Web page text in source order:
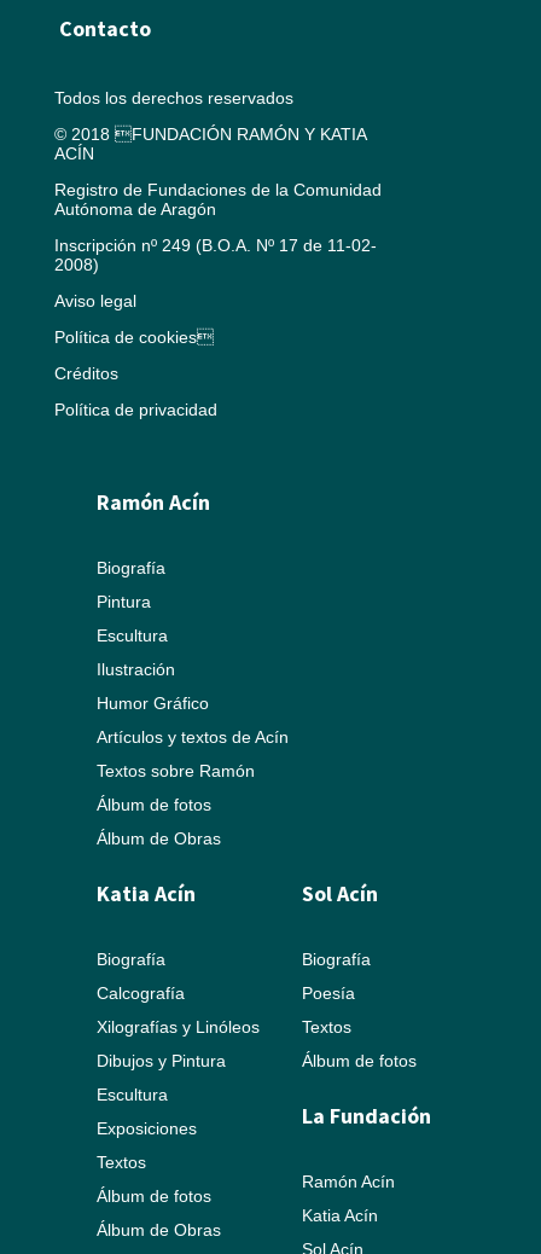
Contacto
Todos los derechos reservados
© 2018 FUNDACIÓN RAMÓN Y KATIA
ACÍN
Registro de Fundaciones de la Comunidad
Autónoma de Aragón
Inscripción nº 249 (B.O.A. Nº 17 de 11-02-
2008)
Aviso legal
Política de cookies
Créditos
Política de privacidad
Ramón Acín
Biografía
Pintura
Escultura
Ilustración
Humor Gráfico
Artículos y textos de Acín
Textos sobre Ramón
Álbum de fotos
Álbum de Obras
Katia Acín
Biografía
Calcografía
Xilografías y Linóleos
Dibujos y Pintura
Escultura
Exposiciones
Textos
Álbum de fotos
Álbum de Obras
Sol Acín
Biografía
Poesía
Textos
Álbum de fotos
La Fundación
Ramón Acín
Katia Acín
Sol Acín